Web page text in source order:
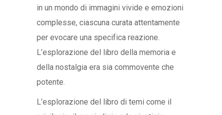
in un mondo di immagini vivide e emozioni
complesse, ciascuna curata attentamente
per evocare una specifica reazione.
L’esplorazione del libro della memoria e
della nostalgia era sia commovente che
potente.
L’esplorazione del libro di temi come il